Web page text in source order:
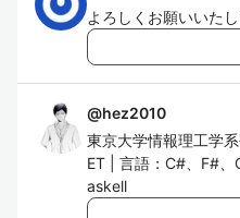
よろしくお願いいたし
@hez2010
東京大学情報理工学
ET | 言語：C#、F#
askell